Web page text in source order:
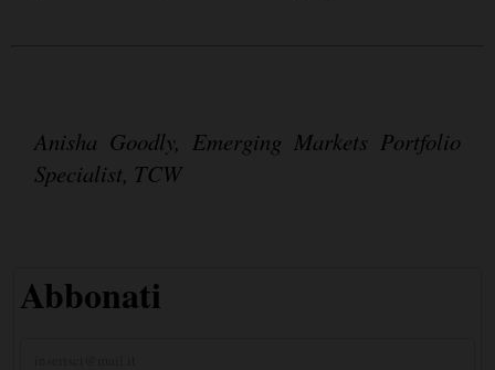
Anisha Goodly, Emerging Markets Portfolio
Specialist, TCW